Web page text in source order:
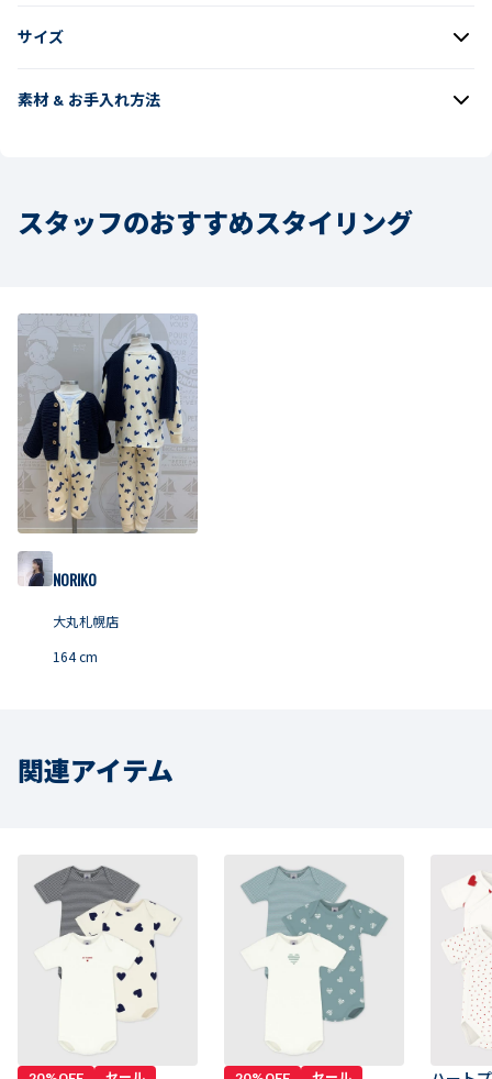
サイズ
素材 & お手入れ方法
スタッフのおすすめスタイリング
NORIKO
大丸札幌店
164cm
関連アイテム